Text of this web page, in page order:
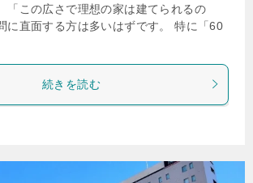
「この広さで理想の家は建てられるの
に直面する方は多いはずです。 特に「60
続きを読む